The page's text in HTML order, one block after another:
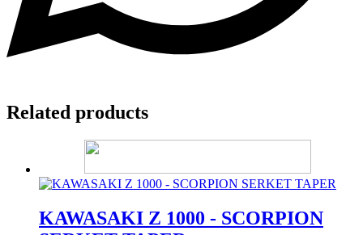
Related products
KAWASAKI Z 1000 - SCORPION